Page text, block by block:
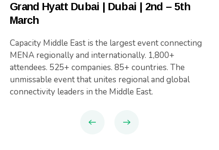
Grand Hyatt Dubai | Dubai | 2nd – 5th
March
Capacity Middle East is the largest event connecting
MENA regionally and internationally. 1,800+
attendees. 525+ companies. 85+ countries. The
unmissable event that unites regional and global
connectivity leaders in the Middle East.